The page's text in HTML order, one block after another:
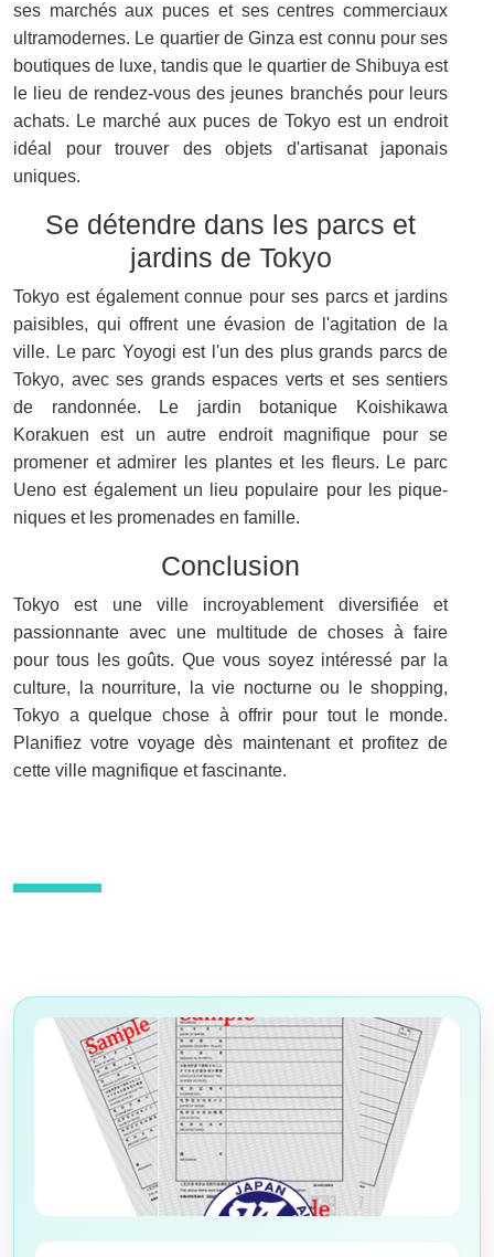
ses marchés aux puces et ses centres commerciaux
ultramodernes. Le quartier de Ginza est connu pour ses
boutiques de luxe, tandis que le quartier de Shibuya est
le lieu de rendez-vous des jeunes branchés pour leurs
achats. Le marché aux puces de Tokyo est un endroit
idéal pour trouver des objets d'artisanat japonais
uniques.
Se détendre dans les parcs et
jardins de Tokyo
Tokyo est également connue pour ses parcs et jardins
paisibles, qui offrent une évasion de l'agitation de la
ville. Le parc Yoyogi est l'un des plus grands parcs de
Tokyo, avec ses grands espaces verts et ses sentiers
de randonnée. Le jardin botanique Koishikawa
Korakuen est un autre endroit magnifique pour se
promener et admirer les plantes et les fleurs. Le parc
Ueno est également un lieu populaire pour les pique-
niques et les promenades en famille.
Conclusion
Tokyo est une ville incroyablement diversifiée et
passionnante avec une multitude de choses à faire
pour tous les goûts. Que vous soyez intéressé par la
culture, la nourriture, la vie nocturne ou le shopping,
Tokyo a quelque chose à offrir pour tout le monde.
Planifiez votre voyage dès maintenant et profitez de
cette ville magnifique et fascinante.